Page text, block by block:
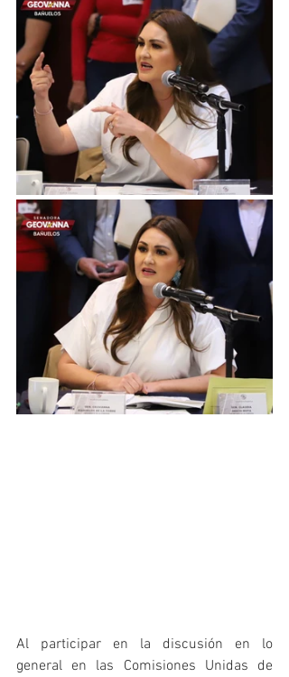
Al participar en la discusión en lo
general en las Comisiones Unidas de